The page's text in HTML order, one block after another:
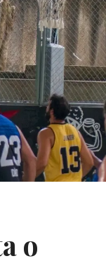
o